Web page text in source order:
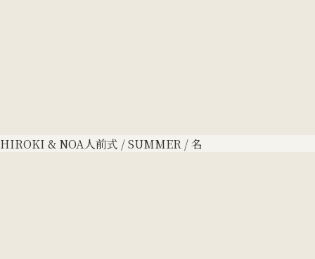
HIROKI & NOA人前式 / SUMMER / 名